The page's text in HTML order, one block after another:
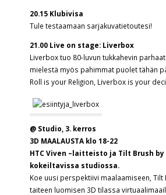
20.15 Klubivisa
Tule testaamaan sarjakuvatietoutesi!
21.00 Live on stage: Liverbox
Liverbox tuo 80-luvun tukkahevin
mielestä myös pahimmat puolet tähän
Roll is your Religion, Liverbox is your
@ Studio, 3. kerros
3D MAALAUSTA klo 18-22
HTC Viven –laitteisto ja Tilt Brush
kokeiltavissa studiossa.
Koe uusi perspektiivi maalaamiseen,
taiteen luomisen 3D tilassa